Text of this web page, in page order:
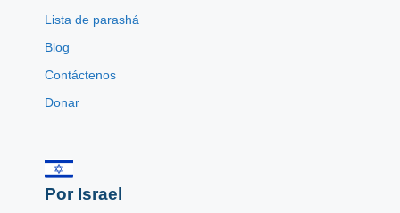
Lista de parashá
Blog
Contáctenos
Donar
Por Israel